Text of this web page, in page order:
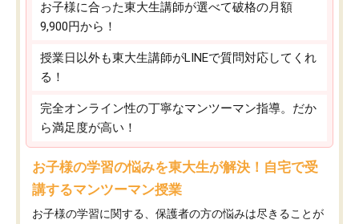
お子様に合った東大生講師が選べて破格の月額
9,900円から！
授業日以外も東大生講師がLINEで質問対応してくれ
る！
完全オンライン性の丁寧なマンツーマン指導。だか
ら満足度が高い！
お子様の学習の悩みを東大生が解決！自宅で受
講するマンツーマン授業
お子様の学習に関する、保護者の方の悩みは尽きることが